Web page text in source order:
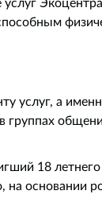
услуг, а
18
основании